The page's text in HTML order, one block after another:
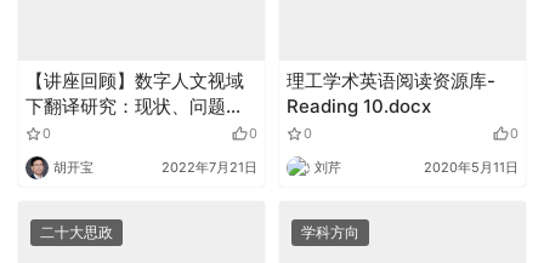
【讲座回顾】数字人文视域
下翻译研究：现状、问题与
前景
0 0
胡开宝 2022年7月21日
理工学术英语阅读资源库-
Reading 10.docx
0 0
刘芹 2020年5月11日
二十大思政 学科方向